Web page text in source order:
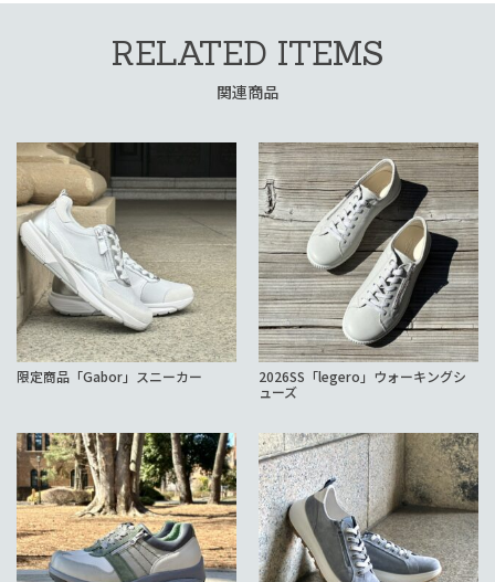
RELATED ITEMS
関連商品
限定商品「Gabor」スニーカー
2026SS「legero」ウォーキングシ
ューズ